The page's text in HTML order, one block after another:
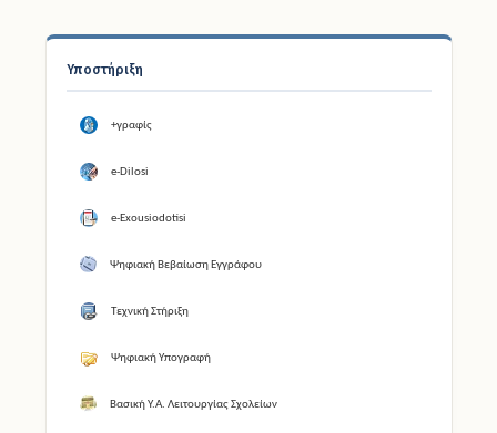
Υποστήριξη
+γραφίς
e-Dilosi
e-Exousiodotisi
Ψηφιακή Βεβαίωση Εγγράφου
Τεχνική Στήριξη
Ψηφιακή Υπογραφή
Βασική Υ.Α. Λειτουργίας Σχολείων